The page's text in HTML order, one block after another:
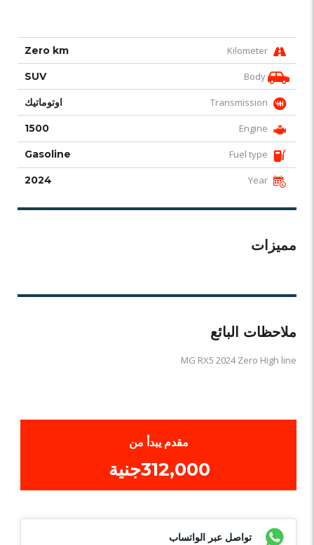
Zero km
SUV
اوتوماتيك
1500
Gasoline
2024
مميزات
ملاحظات البائع
MG RX5 2024 Zero High line
مقدم يبدأ من
312,000جنية
تواصل عبر الواتساب